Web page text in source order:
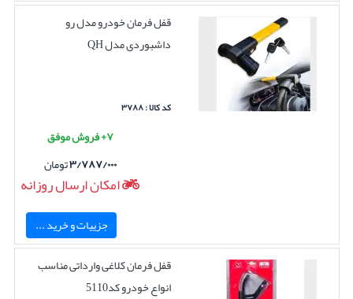
قفل فرمان خودرو مدل رو
داشبوردی مدل QH
کد کالا : ۳۷۸۸
۷+ فروش موفق
۳/۷۸۷/۰۰۰تومان
امکان ارسال روزانه
جزییات و خرید ...
قفل فرمان کلاغی وارداتی مناسب
انواع خودرو کد5110